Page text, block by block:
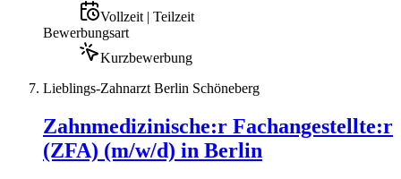
Vollzeit | Teilzeit
Bewerbungsart
Kurzbewerbung
Lieblings-Zahnarzt Berlin Schöneberg
Zahnmedizinische:r Fachangestellte:r
(ZFA) (m/w/d) in Berlin